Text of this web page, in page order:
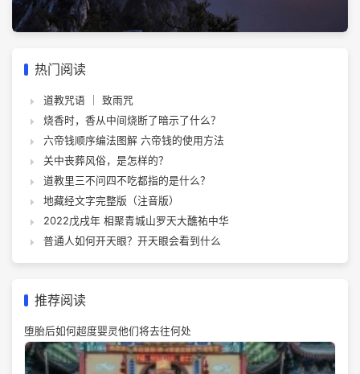
热门阅读
道教咒语 ｜ 致雨咒
烧香时，香从中间烧断了暗示了什么？
六帝钱顺序编法图解 六帝钱的使用方法
关中丧葬风俗，是怎样的？
道教里三不问四不吃都指的是什么？
地藏经文字完整版（注音版）
2022戊戌年 相聚青城山罗天大醮祐中华
普通人如何开天眼？开天眼会看到什么
推荐阅读
堕胎后如何超度婴灵他们将去往何处